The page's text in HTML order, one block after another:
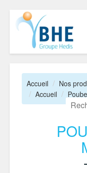
Accueil Nos
Accueil